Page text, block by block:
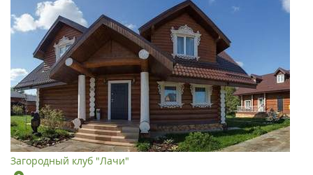
Загородный клуб "Лачи"